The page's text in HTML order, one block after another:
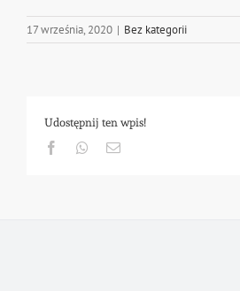
17 września, 2020 | Bez kategorii
Udostępnij ten wpis!
FacebookWhatsapp
Email